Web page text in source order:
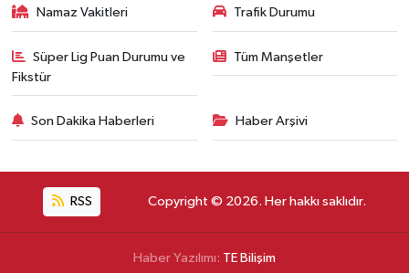
Namaz Vakitleri Trafik Durumu
Süper Lig Puan Durumu ve
Fikstür
Tüm Manşetler
Son Dakika Haberleri Haber Arşivi
RSS Copyright © 2026. Her hakkı saklıdır.
Haber Yazılımı: TE Bilişim